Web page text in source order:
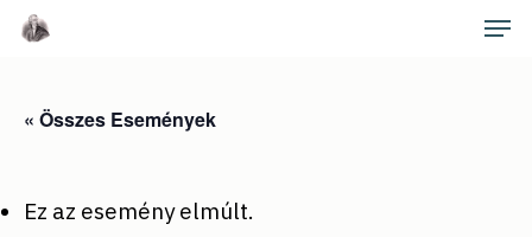
Skip
« Összes Események
Ez az esemény elmúlt.